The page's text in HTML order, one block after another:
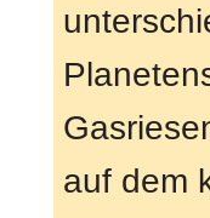
auf dem